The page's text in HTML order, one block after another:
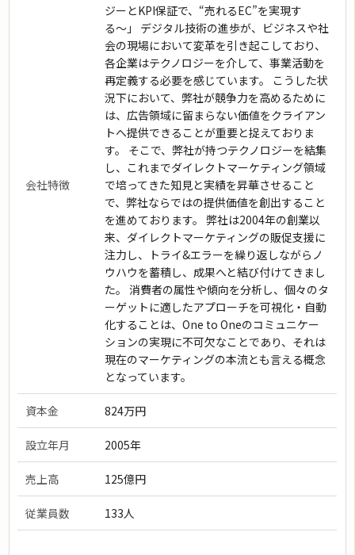
会社特徴
ジーとKPI保証で、“売れるEC”を実現す
る〜」 デジタル技術の進歩が、ビジネスや社
会の現場において変革を引き起こしており、
各企業はテクノロジーを介して、事業活動を
再定義する必要を感じています。 こうした状
況下において、弊社が競争力を高めるために
は、広告領域に留まらない価値をクライアン
トへ提供できることが重要と捉えておりま
す。 そこで、弊社が持つテクノロジーを結集
し、これまでダイレクトマーケティング領域
で培ってきた知見と実績を昇華させること
で、弊社ならではの提供価値を創出すること
を進めております。 弊社は2004年の創業以
来、ダイレクトマーケティングの販促支援に
注力し、トライ&エラーを繰り返しながらノ
ウハウを蓄積し、成果へと結び付けてきまし
た。 消費者の属性や傾向を分析し、個々のタ
ーゲットに適したアプローチを可視化・自動
化することは、One to Oneのコミュニケー
ションの実現に不可欠なことであり、それは
現在のマーケティングの本流とも言える概念
となっています。
資本金 824万円
設立年月 2005年
売上高 125億円
従業員数 133人